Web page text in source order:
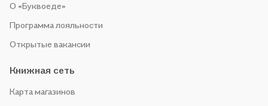
О «Буквоеде»
Программа лояльности
Открытые вакансии
Книжная сеть
Карта магазинов